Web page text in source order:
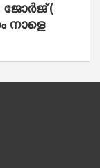
ജോ​ർ​ജ് (
നാളെ